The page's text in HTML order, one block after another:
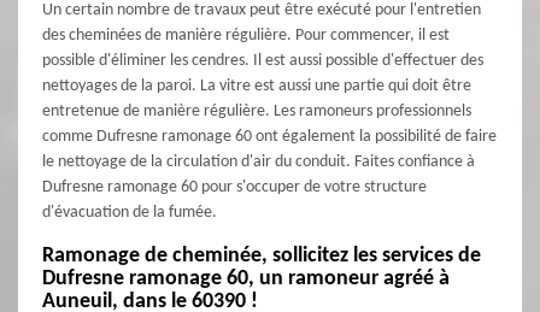
Un certain nombre de travaux peut être exécuté pour l'entretien
des cheminées de manière régulière. Pour commencer, il est
possible d'éliminer les cendres. Il est aussi possible d'effectuer des
nettoyages de la paroi. La vitre est aussi une partie qui doit être
entretenue de manière régulière. Les ramoneurs professionnels
comme Dufresne ramonage 60 ont également la possibilité de faire
le nettoyage de la circulation d'air du conduit. Faites confiance à
Dufresne ramonage 60 pour s'occuper de votre structure
d'évacuation de la fumée.
Ramonage de cheminée, sollicitez les services de
Dufresne ramonage 60, un ramoneur agréé à
Auneuil, dans le 60390 !